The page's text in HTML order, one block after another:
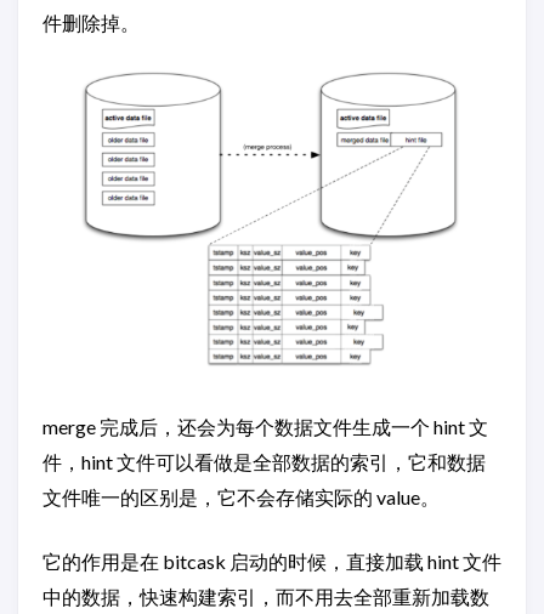
件删除掉。
merge 完成后，还会为每个数据文件生成一个 hint 文
件，hint 文件可以看做是全部数据的索引，它和数据
文件唯一的区别是，它不会存储实际的 value。
它的作用是在 bitcask 启动的时候，直接加载 hint 文件
中的数据，快速构建索引，而不用去全部重新加载数